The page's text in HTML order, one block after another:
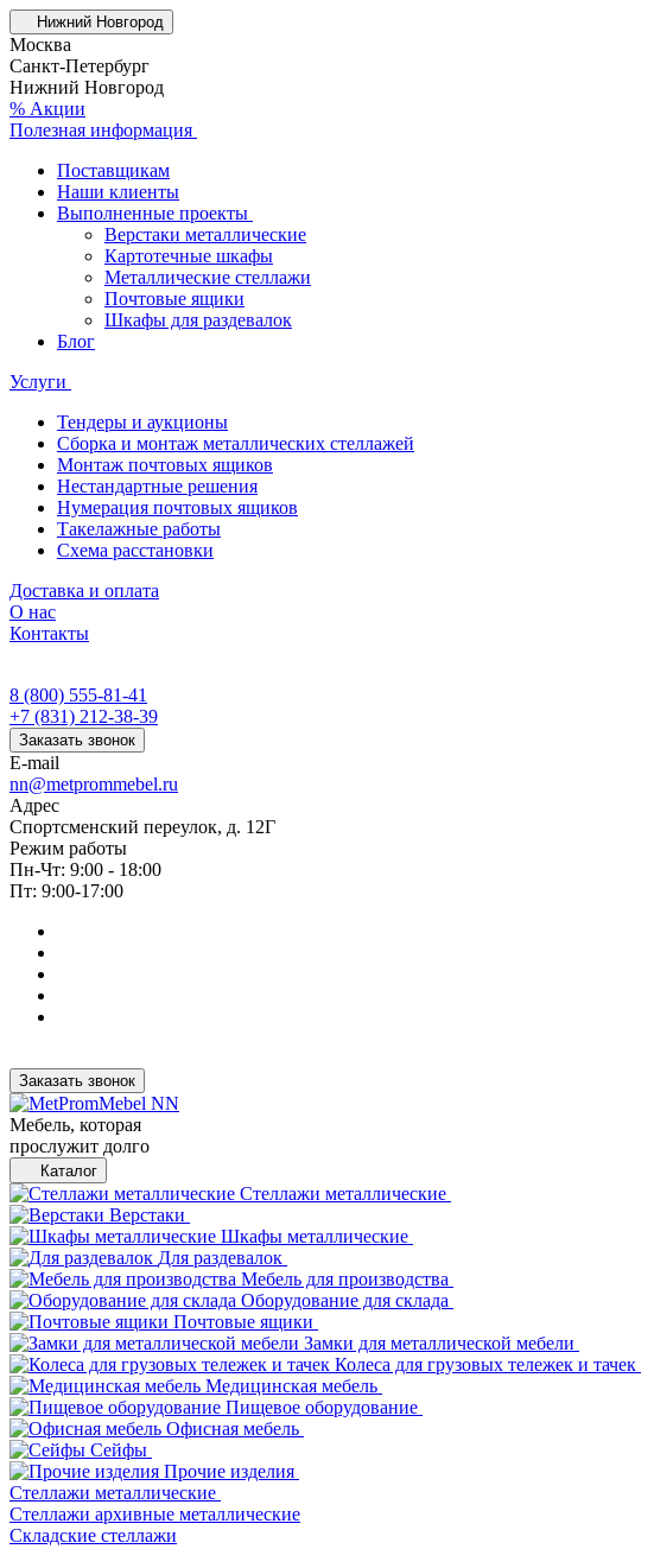
Нижний Новгород
Москва
Санкт-Петербург
Нижний Новгород
% Акции
Полезная информация
Поставщикам
Наши клиенты
Выполненные проекты
Верстаки металлические
Картотечные шкафы
Металлические стеллажи
Почтовые ящики
Шкафы для раздевалок
Блог
Услуги
Тендеры и аукционы
Сборка и монтаж металлических стеллажей
Монтаж почтовых ящиков
Нестандартные решения
Нумерация почтовых ящиков
Такелажные работы
Схема расстановки
Доставка и оплата
О нас
Контакты
8 (800) 555-81-41
+7 (831) 212-38-39
Заказать звонок
E-mail
nn@metprommebel.ru
Адрес
Спортсменский переулок, д. 12Г
Режим работы
Пн-Чт: 9:00 - 18:00
Пт: 9:00-17:00
Заказать звонок
Мебель, которая
прослужит долго
Каталог
Стеллажи металлические
Верстаки
Шкафы металлические
Для раздевалок
Мебель для производства
Оборудование для склада
Почтовые ящики
Замки для металлической мебели
Колеса для грузовых тележек и тачек
Медицинская мебель
Пищевое оборудование
Офисная мебель
Сейфы
Прочие изделия
Стеллажи металлические
Cтеллажи архивные металлические
Складские стеллажи